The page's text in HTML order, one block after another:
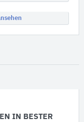
IN BESTER